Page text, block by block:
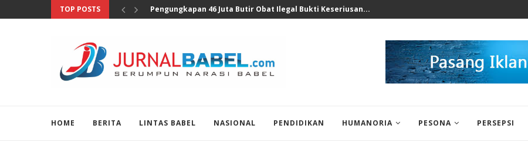
TOP POSTS Anggota DPR Sebut Sensus Ekonomi 2026 Bukan Untuk...
HOME BERITA LINTAS BABEL NASIONAL PENDIDIKAN HUMANORIA PESONA PERSEPSI